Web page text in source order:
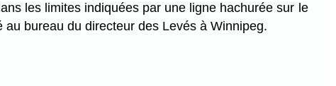
les limites indiquées par une ligne hachurée sur le
au bureau du directeur des Levés à Winnipeg.